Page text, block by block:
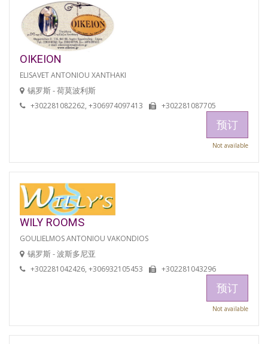
OIKEION
ELISAVET ANTONIOU XANTHAKI
锡罗斯 - 荷莫波利斯
+302281082262, +306974097413 +302281087705
预订
Not available
WILY ROOMS
GOULIELMOS ANTONIOU VAKONDIOS
锡罗斯 - 波斯多尼亚
+302281042426, +306932105453 +302281043296
预订
Not available